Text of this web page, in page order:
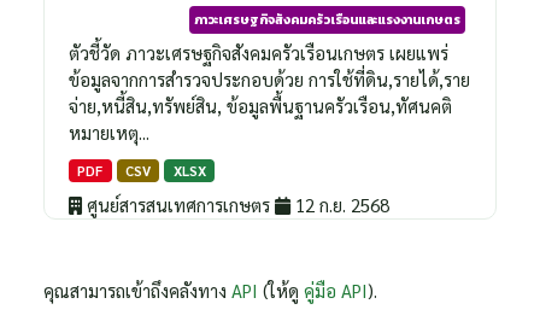
ภาวะเศรษฐกิจสังคมครัวเรือนและแรงงานเกษตร
ตัวชี้วัด ภาวะเศรษฐกิจสังคมครัวเรือนเกษตร เผยแพร่
ข้อมูลจากการสำรวจประกอบด้วย การใช้ที่ดิน,รายได้,ราย
จ่าย,หนี้สิน,ทรัพย์สิน, ข้อมูลพื้นฐานครัวเรือน,ทัศนคติ
หมายเหตุ...
PDF CSV XLSX
ศูนย์สารสนเทศการเกษตร 12 ก.ย. 2568
คุณสามารถเข้าถึงคลังทาง API (ให้ดู คู่มือ API).